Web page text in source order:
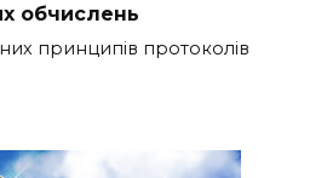
обчислень
принципів протоколів